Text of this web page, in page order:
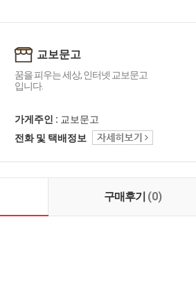
교보문고
꿈을 피우는 세상, 인터넷 교보문고
입니다.
가게주인 : 교보문고
전화 및 택배정보
구매후기 (0)